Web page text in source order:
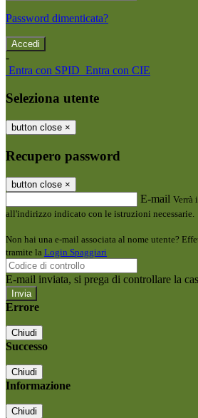
Password dimenticata?
-
Entra con SPID Entra con CIE
Seleziona utente
button close ×
Recupero password
button close ×
E-mail Verrà
all'indirizzo indicato con le istruzioni necessarie.
Non hai una e-mail associata al nome utente?
tramite la Login Spaggiari
E-mail inviata, si prega di controllare la
Errore
Chiudi
Successo
Chiudi
Informazione
Chiudi